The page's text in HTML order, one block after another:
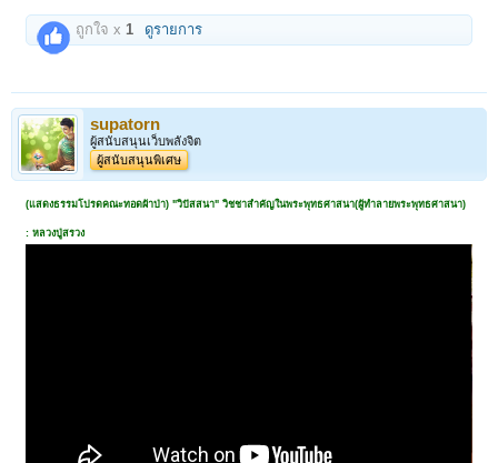
ถูกใจ x 1 ดูรายการ
supatorn
ผู้สนับสนุนเว็บพลังจิต
ผู้สนับสนุนพิเศษ
(แสดงธรรมโปรดคณะทอดผ้าป่า) "วิปัสสนา" วิชชาสําคัญในพระพุทธศาสนา(ผู้ทำลายพระพุทธศาสนา)
: หลวงปู่สรวง